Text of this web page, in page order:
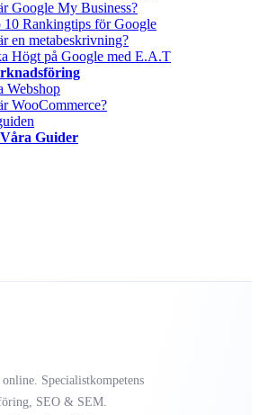
Google My Business?
10 Rankingtips för Google
en metabeskrivning?
Högt på Google med E.A.T
Webshop
WooCommerce?
Guider
Specialistkompetens
SEO & SEM.